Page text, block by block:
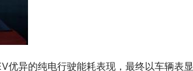
优异的纯电行驶能耗表现，最终以车辆表显